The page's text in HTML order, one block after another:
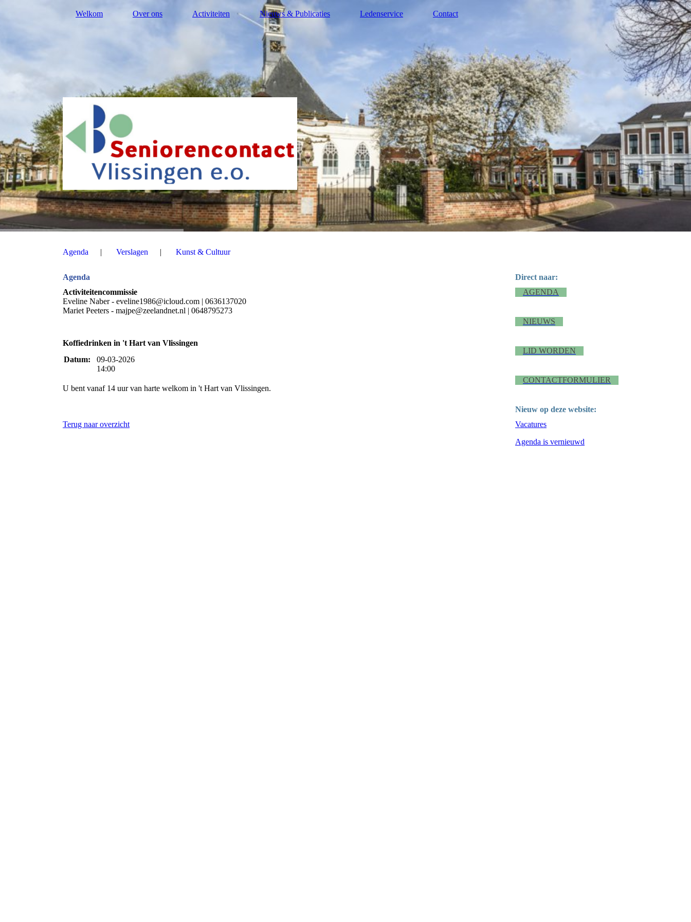
Welkom Over ons Activiteiten Nieuws & Publicaties Ledenservice Contact
Agenda Verslagen Kunst & Cultuur
Agenda
Activiteitencommissie
Eveline Naber - eveline1986@icloud.com | 0636137020
Mariet Peeters - majpe@zeelandnet.nl | 0648795273
Koffiedrinken in 't Hart van Vlissingen
Datum:
09-03-2026
14:00
U bent vanaf 14 uur van harte welkom in 't Hart van Vlissingen.
Terug naar overzicht
Direct naar:
AGENDA
NIEUWS
LID WORDEN
CONTACTFORMULIER
Nieuw op deze website:
Vacatures
Agenda is vernieuwd